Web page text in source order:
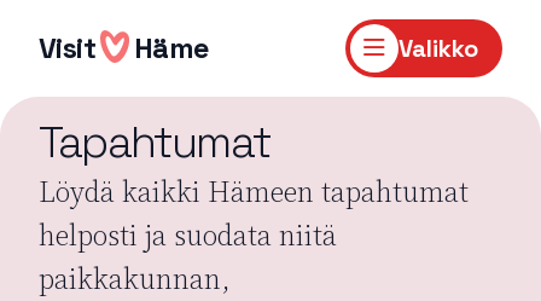
sisältöön
Visit Häme Valikko
Tapahtumat
Löydä kaikki Hämeen tapahtumat
helposti ja suodata niitä
paikkakunnan,